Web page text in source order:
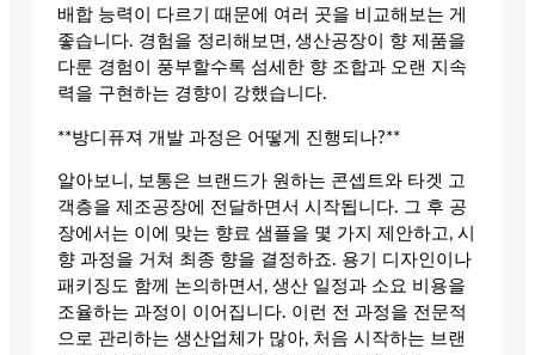
배합 능력이 다르기 때문에 여러 곳을 비교해보는 게
좋습니다. 경험을 정리해보면, 생산공장이 향 제품을
다룬 경험이 풍부할수록 섬세한 향 조합과 오랜 지속
력을 구현하는 경향이 강했습니다.
**방디퓨져 개발 과정은 어떻게 진행되나?**
알아보니, 보통은 브랜드가 원하는 콘셉트와 타겟 고
객층을 제조공장에 전달하면서 시작됩니다. 그 후 공
장에서는 이에 맞는 향료 샘플을 몇 가지 제안하고, 시
향 과정을 거쳐 최종 향을 결정하죠. 용기 디자인이나
패키징도 함께 논의하면서, 생산 일정과 소요 비용을
조율하는 과정이 이어집니다. 이런 전 과정을 전문적
으로 관리하는 생산업체가 많아, 처음 시작하는 브랜